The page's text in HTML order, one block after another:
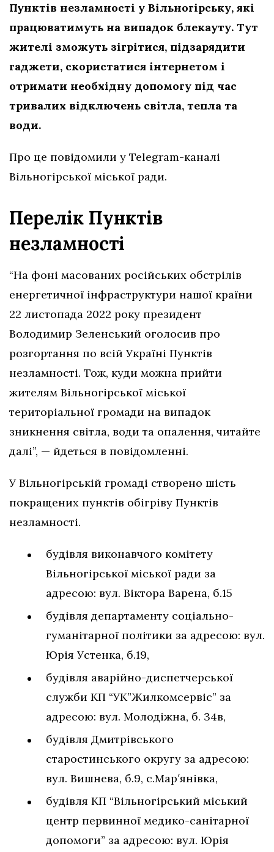
Пунктів незламності у Вільногірську, які
працюватимуть на випадок блекауту. Тут
жителі зможуть зігрітися, підзарядити
гаджети, скористатися інтернетом і
отримати необхідну допомогу під час
тривалих відключень світла, тепла та
води.
Про це повідомили у Telegram-каналі
Вільногірської міської ради.
Перелік Пунктів
незламності
“На фоні масованих російських обстрілів
енергетичної інфраструктури нашої країни
22 листопада 2022 року президент
Володимир Зеленський оголосив про
розгортання по всій Україні Пунктів
незламності. Тож, куди можна прийти
жителям Вільногірської міської
територіальної громади на випадок
зникнення світла, води та опалення, читайте
далі”, — йдеться в повідомленні.
У Вільногірській громаді створено шість
покращених пунктів обігріву Пунктів
незламності.
будівля виконавчого комітету
Вільногірської міської ради за
адресою: вул. Віктора Варена, б.15
будівля департаменту соціально-
гуманітарної політики за адресою: вул.
Юрія Устенка, б.19,
будівля аварійно-диспетчерської
служби КП “УК”Жилкомсервіс” за
адресою: вул. Молодіжна, б. 34в,
будівля Дмитрівського
старостинського округу за адресою:
вул. Вишнева, б.9, с.Мар′янівка,
будівля КП “Вільногірський міський
центр первинної медико-санітарної
допомоги” за адресою: вул. Юрія